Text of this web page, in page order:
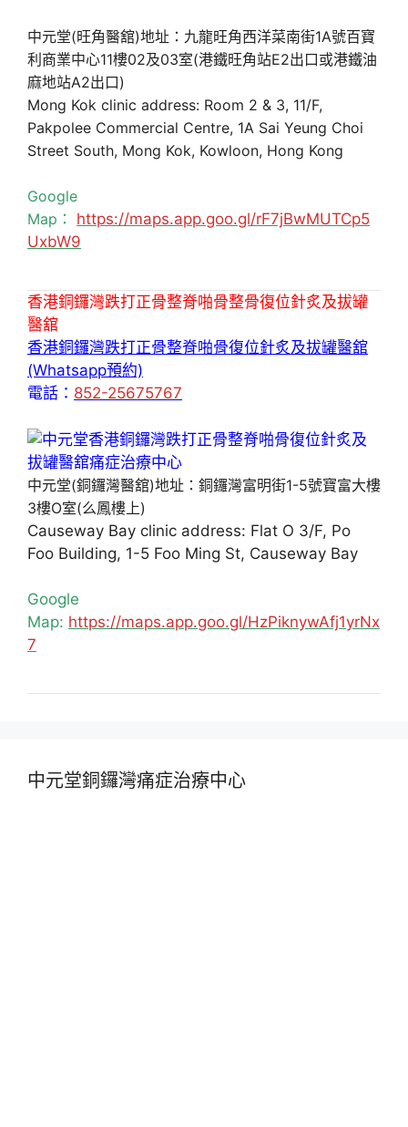
中元堂(旺角醫舘)地址：九龍旺角西洋菜南街1A號百寶
利商業中心11樓02及03室(港鐵旺角站E2出口或港鐵油
麻地站A2出口)
Mong Kok clinic address: Room 2 & 3, 11/F,
Pakpolee Commercial Centre, 1A Sai Yeung Choi
Street South, Mong Kok, Kowloon, Hong Kong
Google
Map： https://maps.app.goo.gl/rF7jBwMUTCp5
UxbW9
香港銅鑼灣跌打正骨整脊啪骨整骨復位針炙及拔罐
醫舘
香港銅鑼灣跌打正骨整脊啪骨復位針炙及拔罐醫舘
(Whatsapp預約)
電話： 852-25675767
中元堂(銅鑼灣醫舘)地址：銅鑼灣富明街1-5號寶富大樓
3樓O室(么鳳樓上)
Causeway Bay clinic address: Flat O 3/F, Po
Foo Building, 1-5 Foo Ming St, Causeway Bay
Google
Map: https://maps.app.goo.gl/HzPiknywAfj1yrNx
7
中元堂銅鑼灣痛症治療中心